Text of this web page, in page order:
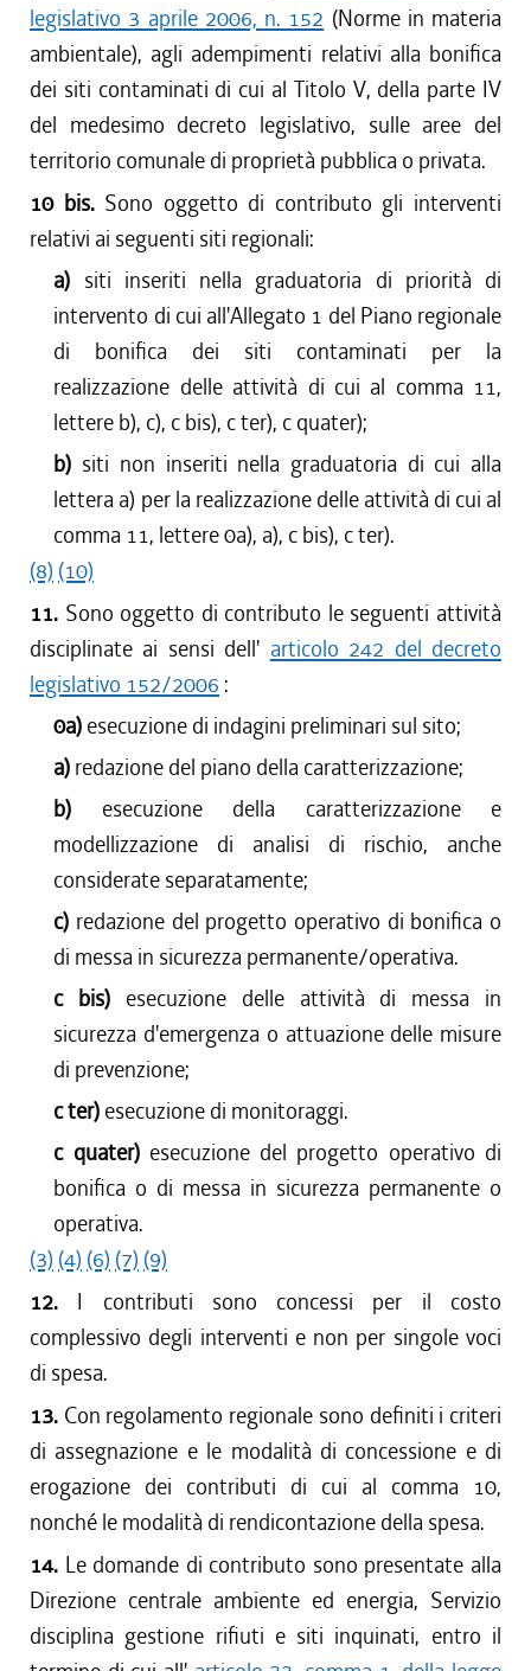
legislativo 3 aprile 2006, n. 152 (Norme in materia
ambientale), agli adempimenti relativi alla bonifica
dei siti contaminati di cui al Titolo V, della parte IV
del medesimo decreto legislativo, sulle aree del
territorio comunale di proprietà pubblica o privata.
10 bis. Sono oggetto di contributo gli interventi
relativi ai seguenti siti regionali:
a) siti inseriti nella graduatoria di priorità di
intervento di cui all'Allegato 1 del Piano regionale
di bonifica dei siti contaminati per la
realizzazione delle attività di cui al comma 11,
lettere b), c), c bis), c ter), c quater);
b) siti non inseriti nella graduatoria di cui alla
lettera a) per la realizzazione delle attività di cui al
comma 11, lettere 0a), a), c bis), c ter).
(8) (10)
11. Sono oggetto di contributo le seguenti attività
disciplinate ai sensi dell' articolo 242 del decreto
legislativo 152/2006 :
0a) esecuzione di indagini preliminari sul sito;
a) redazione del piano della caratterizzazione;
b) esecuzione della caratterizzazione e
modellizzazione di analisi di rischio, anche
considerate separatamente;
c) redazione del progetto operativo di bonifica o
di messa in sicurezza permanente/operativa.
c bis) esecuzione delle attività di messa in
sicurezza d'emergenza o attuazione delle misure
di prevenzione;
c ter) esecuzione di monitoraggi.
c quater) esecuzione del progetto operativo di
bonifica o di messa in sicurezza permanente o
operativa.
(3) (4) (6) (7) (9)
12. I contributi sono concessi per il costo
complessivo degli interventi e non per singole voci
di spesa.
13. Con regolamento regionale sono definiti i criteri
di assegnazione e le modalità di concessione e di
erogazione dei contributi di cui al comma 10,
nonché le modalità di rendicontazione della spesa.
14. Le domande di contributo sono presentate alla
Direzione centrale ambiente ed energia, Servizio
disciplina gestione rifiuti e siti inquinati, entro il